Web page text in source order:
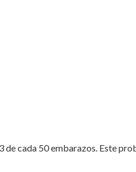
cada 50 embarazos. Este